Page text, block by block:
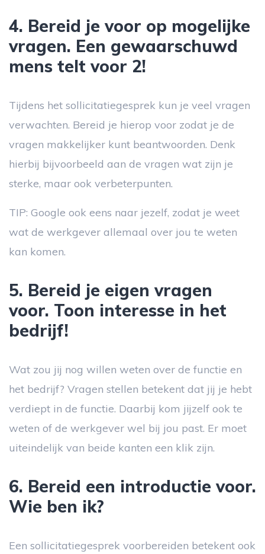
4. Bereid je voor op mogelijke
vragen. Een gewaarschuwd
mens telt voor 2!
Tijdens het sollicitatiegesprek kun je veel vragen
verwachten. Bereid je hierop voor zodat je de
vragen makkelijker kunt beantwoorden. Denk
hierbij bijvoorbeeld aan de vragen wat zijn je
sterke, maar ook verbeterpunten.
TIP: Google ook eens naar jezelf, zodat je weet
wat de werkgever allemaal over jou te weten
kan komen.
5. Bereid je eigen vragen
voor. Toon interesse in het
bedrijf!
Wat zou jij nog willen weten over de functie en
het bedrijf? Vragen stellen betekent dat jij je hebt
verdiept in de functie. Daarbij kom jijzelf ook te
weten of de werkgever wel bij jou past. Er moet
uiteindelijk van beide kanten een klik zijn.
6. Bereid een introductie voor.
Wie ben ik?
Een sollicitatiegesprek voorbereiden betekent ook